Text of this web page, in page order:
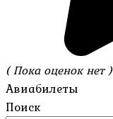
( Пока оценок нет )
Авиабилеты
Поиск